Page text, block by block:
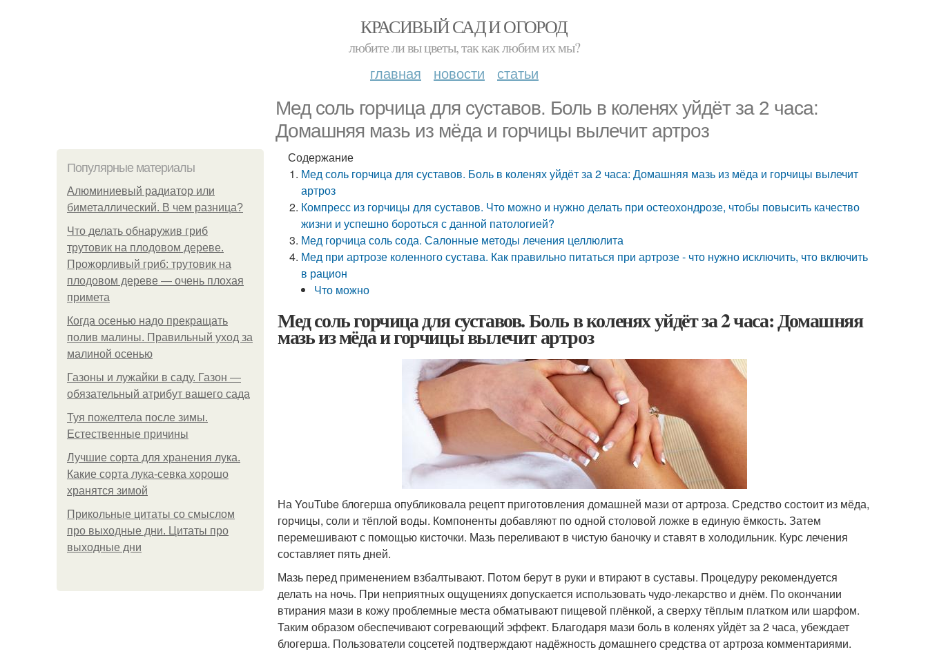
КРАСИВЫЙ САД И ОГОРОД
любите ли вы цветы, так как любим их мы?
главная новости статьи
Мед соль горчица для суставов. Боль в коленях уйдёт за 2 часа:
Домашняя мазь из мёда и горчицы вылечит артроз
Популярные материалы
Алюминиевый радиатор или
биметаллический. В чем разница?
Что делать обнаружив гриб
трутовик на плодовом дереве.
Прожорливый гриб: трутовик на
плодовом дереве — очень плохая
примета
Когда осенью надо прекращать
полив малины. Правильный уход за
малиной осенью
Газоны и лужайки в саду. Газон —
обязательный атрибут вашего сада
Туя пожелтела после зимы.
Естественные причины
Лучшие сорта для хранения лука.
Какие сорта лука-севка хорошо
хранятся зимой
Прикольные цитаты со смыслом
про выходные дни. Цитаты про
выходные дни
Содержание
Мед соль горчица для суставов. Боль в коленях уйдёт за 2 часа: Домашняя мазь из мёда и горчицы вылечит
артроз
Компресс из горчицы для суставов. Что можно и нужно делать при остеохондрозе, чтобы повысить качество
жизни и успешно бороться с данной патологией?
Мед горчица соль сода. Салонные методы лечения целлюлита
Мед при артрозе коленного сустава. Как правильно питаться при артрозе - что нужно исключить, что включить
в рацион
Что можно
Мед соль горчица для суставов. Боль в коленях уйдёт за 2 часа: Домашняя
мазь из мёда и горчицы вылечит артроз
На YouTube блогерша опубликовала рецепт приготовления домашней мази от артроза. Средство состоит из мёда,
горчицы, соли и тёплой воды. Компоненты добавляют по одной столовой ложке в единую ёмкость. Затем
перемешивают с помощью кисточки. Мазь переливают в чистую баночку и ставят в холодильник. Курс лечения
составляет пять дней.
Мазь перед применением взбалтывают. Потом берут в руки и втирают в суставы. Процедуру рекомендуется
делать на ночь. При неприятных ощущениях допускается использовать чудо-лекарство и днём. По окончании
втирания мази в кожу проблемные места обматывают пищевой плёнкой, а сверху тёплым платком или шарфом.
Таким образом обеспечивают согревающий эффект. Благодаря мази боль в коленях уйдёт за 2 часа, убеждает
блогерша. Пользователи соцсетей подтверждают надёжность домашнего средства от артроза комментариями.